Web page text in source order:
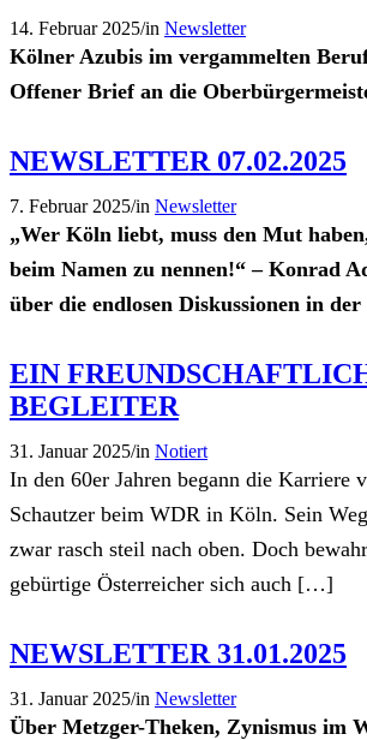
14. Februar 2025/in Newsletter
Kölner Azubis im vergammelten
Offener Brief an die
NEWSLETTER 07.02.2025
7. Februar 2025/in Newsletter
„Wer Köln liebt, muss den Mut
beim Namen zu nennen!“ – Konrad
über die endlosen Diskussionen in
EIN
BEGLEITER
31. Januar 2025/in Notiert
In den 60er Jahren begann die Karriere
Schautzer beim WDR in Köln. Sein
zwar rasch steil nach oben. Doch
gebürtige Österreicher sich auch […]
NEWSLETTER 31.01.2025
31. Januar 2025/in Newsletter
Über Metzger-Theken, Zynismus im